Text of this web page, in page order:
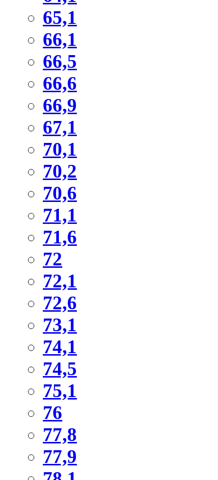
65,1
66,1
66,5
66,6
66,9
67,1
70,1
70,2
70,6
71,1
71,6
72
72,1
72,6
73,1
74,1
74,5
75,1
76
77,8
77,9